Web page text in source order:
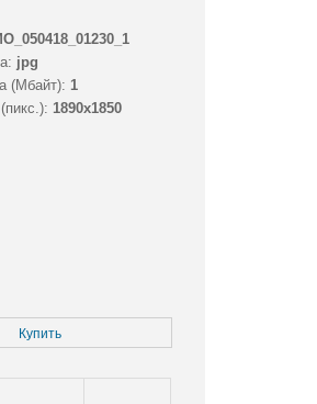
jpg
(Мбайт): 1
1890x1850
Купить